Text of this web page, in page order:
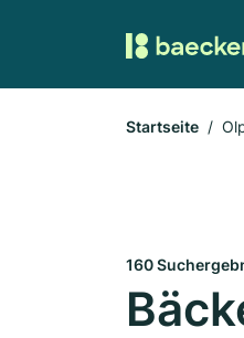
Startseite
160